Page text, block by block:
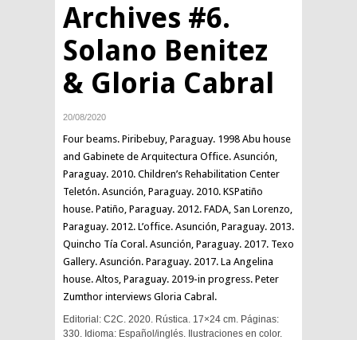
Archives #6.
Solano Benitez
& Gloria Cabral
20/08/2020
Four beams. Piribebuy, Paraguay. 1998 Abu house
and Gabinete de Arquitectura Office. Asunción,
Paraguay. 2010. Children’s Rehabilitation Center
Teletón. Asunción, Paraguay. 2010. KSPatiño
house. Patiño, Paraguay. 2012. FADA, San Lorenzo,
Paraguay. 2012. L’office. Asunción, Paraguay. 2013.
Quincho Tía Coral. Asunción, Paraguay. 2017. Texo
Gallery. Asunción. Paraguay. 2017. La Angelina
house. Altos, Paraguay. 2019-in progress. Peter
Zumthor interviews Gloria Cabral.
Editorial: C2C. 2020. Rústica. 17×24 cm. Páginas:
330. Idioma: Español/inglés. Ilustraciones en color.